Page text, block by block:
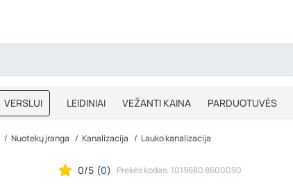
VERSLUI LEIDINIAI VEŽANTI KAINA PARDUOTUVĖS
IŠPARDAVIMAS
Nuotekų įranga Kanalizacija Lauko kanalizacija
0/5 (0) Prekės kodas: 1019680 8600090